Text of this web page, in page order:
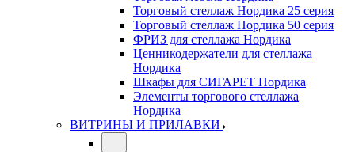
Торговый стеллаж Нордика 25 серия
Торговый стеллаж Нордика 50 серия
ФРИЗ для стеллажа Нордика
Ценникодержатели для стеллажа
Нордика
Шкафы для СИГАРЕТ Нордика
Элементы торгового стеллажа
Нордика
ВИТРИНЫ И ПРИЛАВКИ